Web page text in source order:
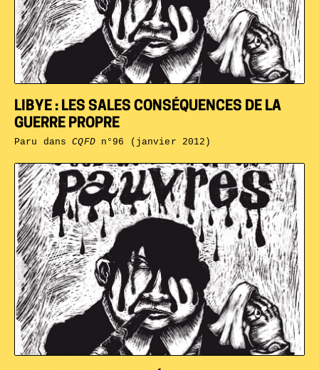
LIBYE : LES SALES CONSÉQUENCES DE LA
GUERRE PROPRE
Paru dansCQFDn°96 (janvier 2012)